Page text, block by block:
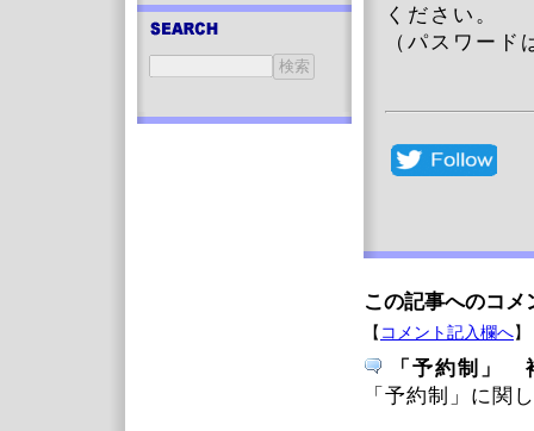
ください。
（パスワー
この記事へのコメ
【 コメント記入欄へ】
「予約制」
「予約制」に関